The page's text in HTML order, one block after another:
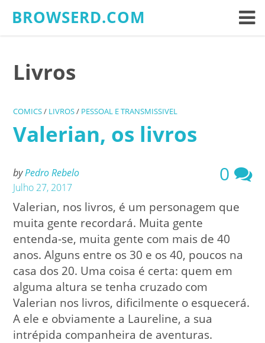
BROWSERD.COM
Livros
COMICS/ LIVROS/ PESSOAL E TRANSMISSIVEL
Valerian, os livros
byPedro Rebelo
Julho 27, 2017
0
Valerian, nos livros, é um personagem que
muita gente recordará. Muita gente
entenda-se, muita gente com mais de 40
anos. Alguns entre os 30 e os 40, poucos na
casa dos 20. Uma coisa é certa: quem em
alguma altura se tenha cruzado com
Valerian nos livros, dificilmente o esquecerá.
A ele e obviamente a Laureline, a sua
intrépida companheira de aventuras.